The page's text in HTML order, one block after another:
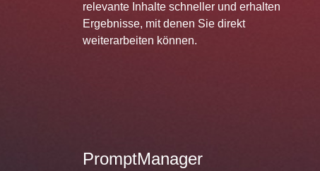
relevante Inhalte schneller und erhalten
Ergebnisse, mit denen Sie direkt
weiterarbeiten können.
PromptManager